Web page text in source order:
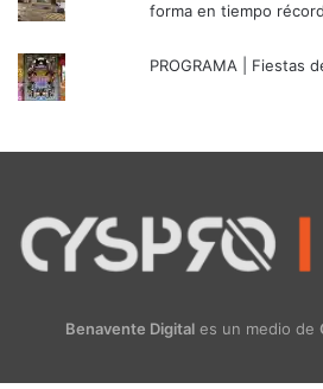
forma en tiempo récord
PROGRAMA | Fiestas
Benavente Digital es un medio de